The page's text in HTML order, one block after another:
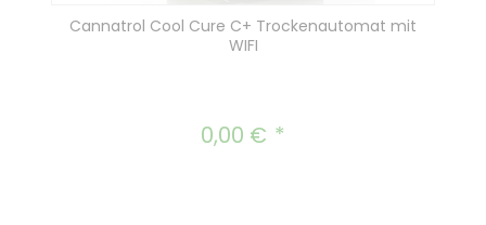
Cannatrol Cool Cure C+ Trockenautomat mit
WIFI
Regulärer Preis:
0,00 €